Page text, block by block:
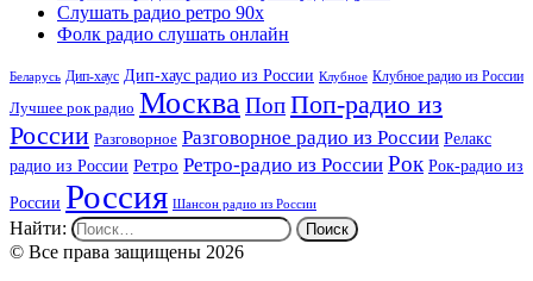
Слушать радио ретро 90х
Фолк радио слушать онлайн
Беларусь Дип-хаус Дип-хаус радио из России Клубное Клубное радио из России
Лучшее рок радио МоскваПопПоп-радио из
России Разговорное Разговорное радио из России Релакс
радио из России Ретро Ретро-радио из России Рок Рок-радио из
России Россия Шансон радио из России
Найти:
© Все права защищены 2026